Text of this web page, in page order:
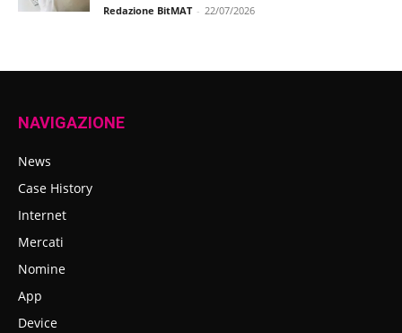
Redazione BitMAT - 22/07/2026
NAVIGAZIONE
News
Case History
Internet
Mercati
Nomine
App
Device